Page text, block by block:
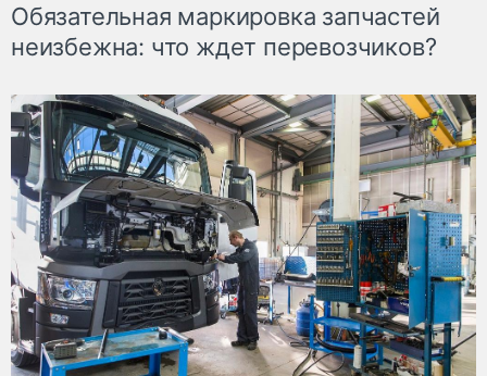
Обязательная маркировка запчастей
неизбежна: что ждет перевозчиков?